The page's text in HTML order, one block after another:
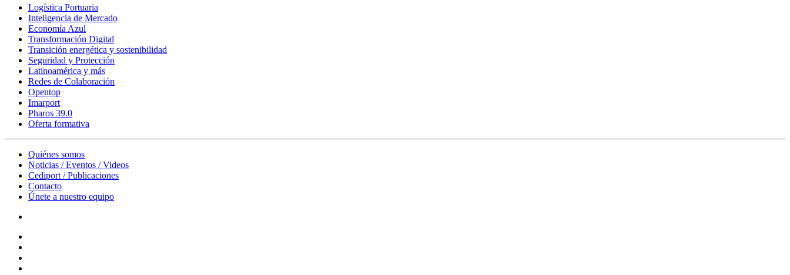
Logística Portuaria
Inteligencia de Mercado
Economía Azul
Transformación Digital
Transición energética y sostenibilidad
Seguridad y Protección
Latinoamérica y más
Redes de Colaboración
Opentop
Imarport
Pharos 39.0
Oferta formativa
Quiénes somos
Noticias / Eventos / Videos
Cediport / Publicaciones
Contacto
Únete a nuestro equipo